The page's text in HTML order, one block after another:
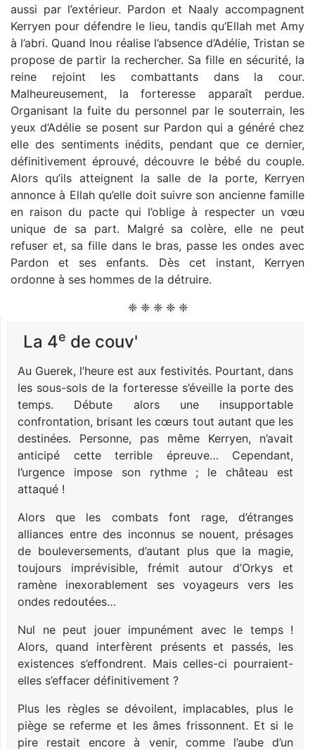
aussi par l’extérieur. Pardon et Naaly accompagnent
Kerryen pour défendre le lieu, tandis qu’Ellah met Amy
à l’abri. Quand Inou réalise l’absence d’Adélie, Tristan se
propose de partir la rechercher. Sa fille en sécurité, la
reine rejoint les combattants dans la cour.
Malheureusement, la forteresse apparaît perdue.
Organisant la fuite du personnel par le souterrain, les
yeux d’Adélie se posent sur Pardon qui a généré chez
elle des sentiments inédits, pendant que ce dernier,
définitivement éprouvé, découvre le bébé du couple.
Alors qu’ils atteignent la salle de la porte, Kerryen
annonce à Ellah qu’elle doit suivre son ancienne famille
en raison du pacte qui l’oblige à respecter un vœu
unique de sa part. Malgré sa colère, elle ne peut
refuser et, sa fille dans le bras, passe les ondes avec
Pardon et ses enfants. Dès cet instant, Kerryen
ordonne à ses hommes de la détruire.
❈ ❈ ❈ ❈ ❈
La 4e de couv'
Au Guerek, l’heure est aux festivités. Pourtant, dans
les sous-sols de la forteresse s’éveille la porte des
temps. Débute alors une insupportable
confrontation, brisant les cœurs tout autant que les
destinées. Personne, pas même Kerryen, n’avait
anticipé cette terrible épreuve… Cependant,
l’urgence impose son rythme ; le château est
attaqué !
Alors que les combats font rage, d’étranges
alliances entre des inconnus se nouent, présages
de bouleversements, d’autant plus que la magie,
toujours imprévisible, frémit autour d’Orkys et
ramène inexorablement ses voyageurs vers les
ondes redoutées…
Nul ne peut jouer impunément avec le temps !
Alors, quand interfèrent présents et passés, les
existences s’effondrent. Mais celles-ci pourraient-
elles s’effacer définitivement ?
Plus les règles se dévoilent, implacables, plus le
piège se referme et les âmes frissonnent. Et si le
pire restait encore à venir, comme l’aube d’un